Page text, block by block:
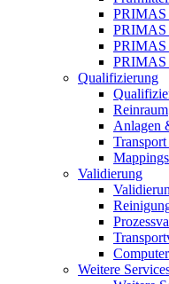
PRIMAS
PRIMAS
PRIMAS
PRIMAS
Qualifizierung
Reinraum
Anlagen
Validierung
Weitere